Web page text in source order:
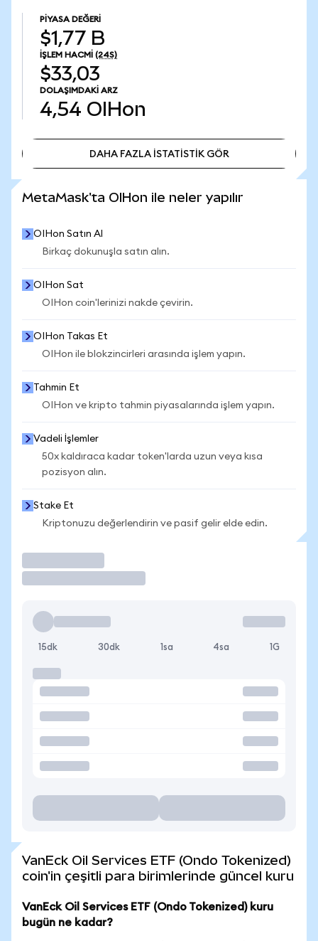
PIYASA DEĞERI
$1,77 B
İŞLEM HACMI (24S)
$33,03
DOLAŞIMDAKI ARZ
4,54 OIHon
DAHA FAZLA İSTATİSTİK GÖR
MetaMask'ta OIHon ile neler yapılır
OIHon Satın Al
Birkaç dokunuşla satın alın.
OIHon Sat
OIHon coin'lerinizi nakde çevirin.
OIHon Takas Et
OIHon ile blokzincirleri arasında işlem yapın.
Tahmin Et
OIHon ve kripto tahmin piyasalarında işlem yapın.
Vadeli İşlemler
50x kaldıraca kadar token'larda uzun veya kısa
pozisyon alın.
Stake Et
Kriptonuzu değerlendirin ve pasif gelir elde edin.
15dk 30dk 1sa 4sa 1G
VanEck Oil Services ETF (Ondo Tokenized)
coin'in çeşitli para birimlerinde güncel kuru
VanEck Oil Services ETF (Ondo Tokenized) kuru
bugün ne kadar?